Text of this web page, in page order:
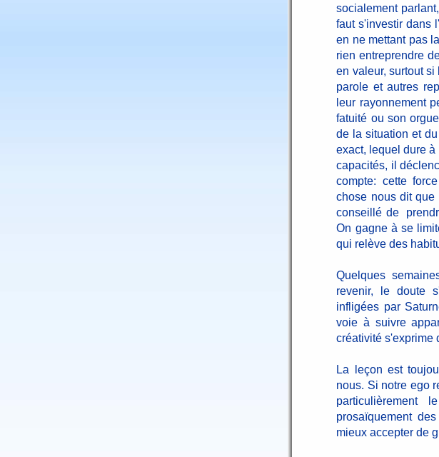
socialement
faut s'investir dans
en ne mettant pas
rien entreprendre
en valeur, surtout
parole et autres
leur rayonnement
fatuité ou son
de la situation et
exact, lequel dure
capacités, il
compte: cette
chose nous dit que
conseillé de
On gagne à se
qui relève des
Quelques
revenir, le doute
infligées par
voie à suivre
créativité s'exprime
La leçon est
nous. Si notre ego
prosaïquement
mieux accepter de